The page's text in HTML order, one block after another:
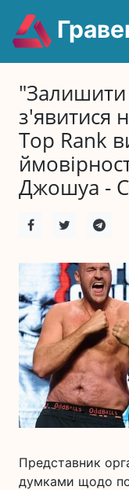
"Залишити
з'явитися
Top Rank
Джошуа -
Представник
думками щодо